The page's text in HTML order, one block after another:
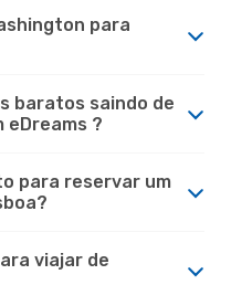
para
baratos saindo de
eDreams ?
para reservar um
viajar de